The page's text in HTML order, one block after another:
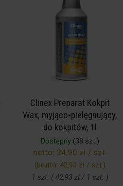
Clinex Preparat Kokpit
Wax, myjąco-pielęgnujący,
do kokpitów, 1l
Dostępny(38 szt.)
netto: 34,90 zł / szt.
(brutto: 42,93 zł / szt.)
1 szt. ( 42,93 zł / 1 szt. )